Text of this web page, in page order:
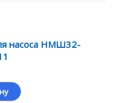
насоса НМШ32-